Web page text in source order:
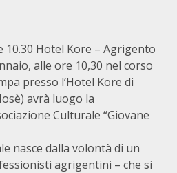
10.30 Hotel Kore – Agrigento
alle ore 10,30 nel corso
presso l’Hotel Kore di
avrà luogo la
Culturale “Giovane
nasce dalla volontà di un
agrigentini – che si